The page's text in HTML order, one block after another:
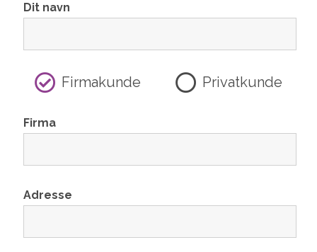
Dit navn
Firmakunde Privatkunde
Firma
Adresse